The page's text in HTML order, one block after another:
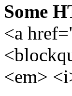
Some
<a
<em>